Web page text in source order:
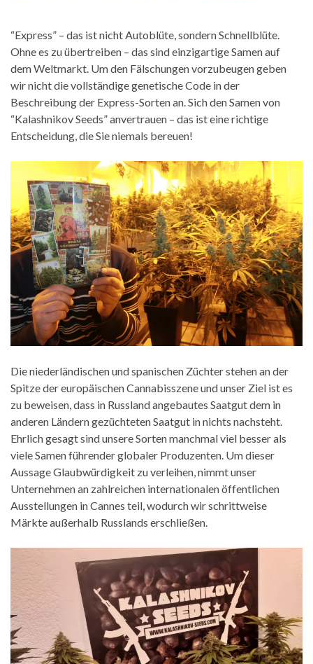
“Express” – das ist nicht Autoblüte, sondern Schnellblüte.
Ohne es zu übertreiben – das sind einzigartige Samen auf
dem Weltmarkt. Um den Fälschungen vorzubeugen geben
wir nicht die vollständige genetische Code in der
Beschreibung der Express-Sorten an. Sich den Samen von
“Kalashnikov Seeds” anvertrauen – das ist eine richtige
Entscheidung, die Sie niemals bereuen!
Die niederländischen und spanischen Züchter stehen an der
Spitze der europäischen Cannabisszene und unser Ziel ist es
zu beweisen, dass in Russland angebautes Saatgut dem in
anderen Ländern gezüchteten Saatgut in nichts nachsteht.
Ehrlich gesagt sind unsere Sorten manchmal viel besser als
viele Samen führender globaler Produzenten. Um dieser
Aussage Glaubwürdigkeit zu verleihen, nimmt unser
Unternehmen an zahlreichen internationalen öffentlichen
Ausstellungen in Cannes teil, wodurch wir schrittweise
Märkte außerhalb Russlands erschließen.